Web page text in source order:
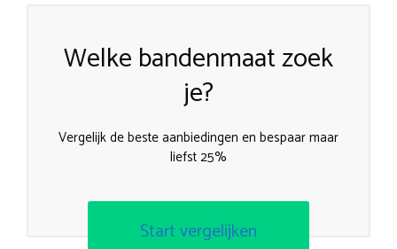
Welke bandenmaat zoek
je?
Vergelijk de beste aanbiedingen en bespaar maar
liefst 25%
Start vergelijken